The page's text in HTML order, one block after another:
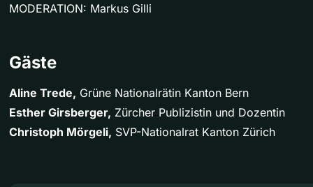
MODERATION: Markus Gilli
Gäste
Aline Trede, Grüne Nationalrätin Kanton Bern
Esther Girsberger, Zürcher Publizistin und Dozentin
Christoph Mörgeli, SVP-Nationalrat Kanton Zürich